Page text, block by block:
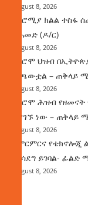
August 8, 2026
በኦሮሚያ ክልል ተስፋ
አሕመድ (ዶ/ር)
August 8, 2026
የኦሮሞ ህዝብ
ተጫውቷል – ጠቅላይ
August 8, 2026
የኦሮሞ ሕዝብ
እያገኙ ነው – ጠቅላይ
August 8, 2026
የምርምርና
ማሳደግ ይገባል- ፊልድ
August 8, 2026